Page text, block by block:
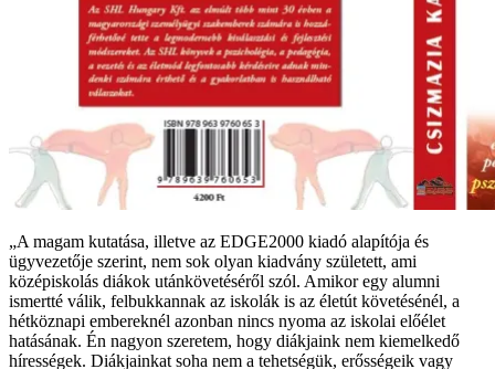
„A magam kutatása, illetve az EDGE2000 kiadó alapítója és
ügyvezetője szerint, nem sok olyan kiadvány született, ami
középiskolás diákok utánkövetéséről szól. Amikor egy alumni
ismertté válik, felbukkannak az iskolák is az életút követésénél, a
hétköznapi embereknél azonban nincs nyoma az iskolai előélet
hatásának. Én nagyon szeretem, hogy diákjaink nem kiemelkedő
hírességek. Diákjainkat soha nem a tehetségük, erősségeik vagy